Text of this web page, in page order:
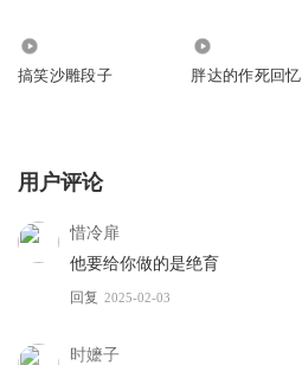
搞笑沙雕段子 胖达的作死回忆
用户评论
惜冷扉
他要给你做的是绝育
回复 2025-02-03
时嬷子